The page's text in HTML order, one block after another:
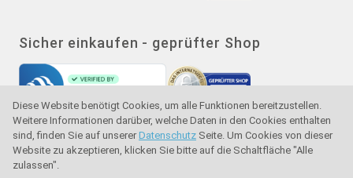
Diese Website benötigt Cookies, um alle Funktionen bereitzustellen.
Weitere Informationen darüber, welche Daten in den Cookies enthalten
sind, finden Sie auf unserer Datenschutz Seite. Um Cookies von dieser
Website zu akzeptieren, klicken Sie bitte auf die Schaltfläche "Alle
zulassen".
Sicher einkaufen - geprüfter Shop
Gütesiegel - Käuferschutz - Verbraucherschutz